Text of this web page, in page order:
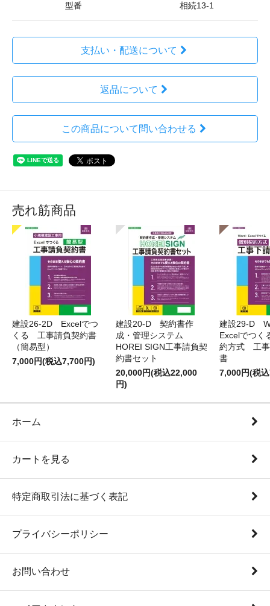
型番 相続13-1
支払い・配送について
返品について
この商品について問い合わせる
売れ筋商品
建設26-2D Excelでつ
くる 工事請負契約書
（簡易型）
7,000円(税込7,700円)
建設20-D 契約書作
成・管理システム
HOREI SIGN工事請負契
約書セット
20,000円(税込22,000
円)
建設29-D
Excelでつ
約方式 工事
書
7,000円(税
ホーム
カートを見る
特定商取引法に基づく表記
プライバシーポリシー
お問い合わせ